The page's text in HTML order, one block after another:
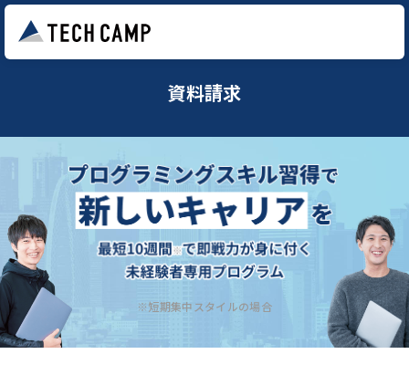
資料請求
※短期集中スタイルの場合